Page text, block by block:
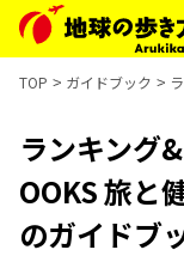
TOP ガイドブック
ランキング
OOKS 旅と
のガイドブ